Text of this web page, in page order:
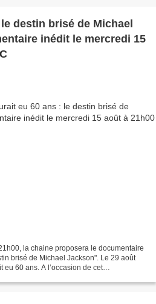
destin brisé de Michael
inédit le mercredi 15
la chaine proposera le documentaire
brisé de Michael Jackson". Le 29 août
60 ans. A l’occasion de cet